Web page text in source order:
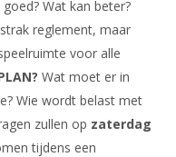
Wat kan beter?
reglement, maar
voor alle
Wat moet er in
Wie wordt belast met
zullen op zaterdag
tijdens een